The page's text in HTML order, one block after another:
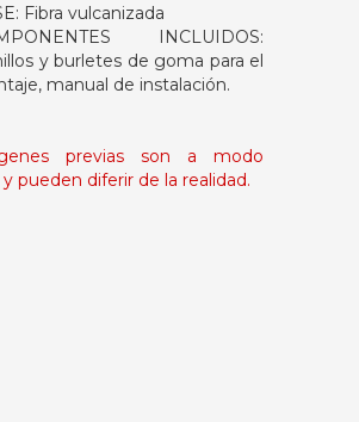
Fibra vulcanizada
INCLUIDOS:
y burletes de goma para el
manual de instalación.
previas son a modo
pueden diferir de la realidad.